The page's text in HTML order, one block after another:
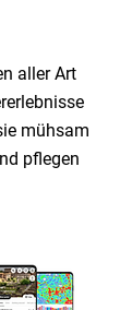
aller Art
mühsam
pflegen